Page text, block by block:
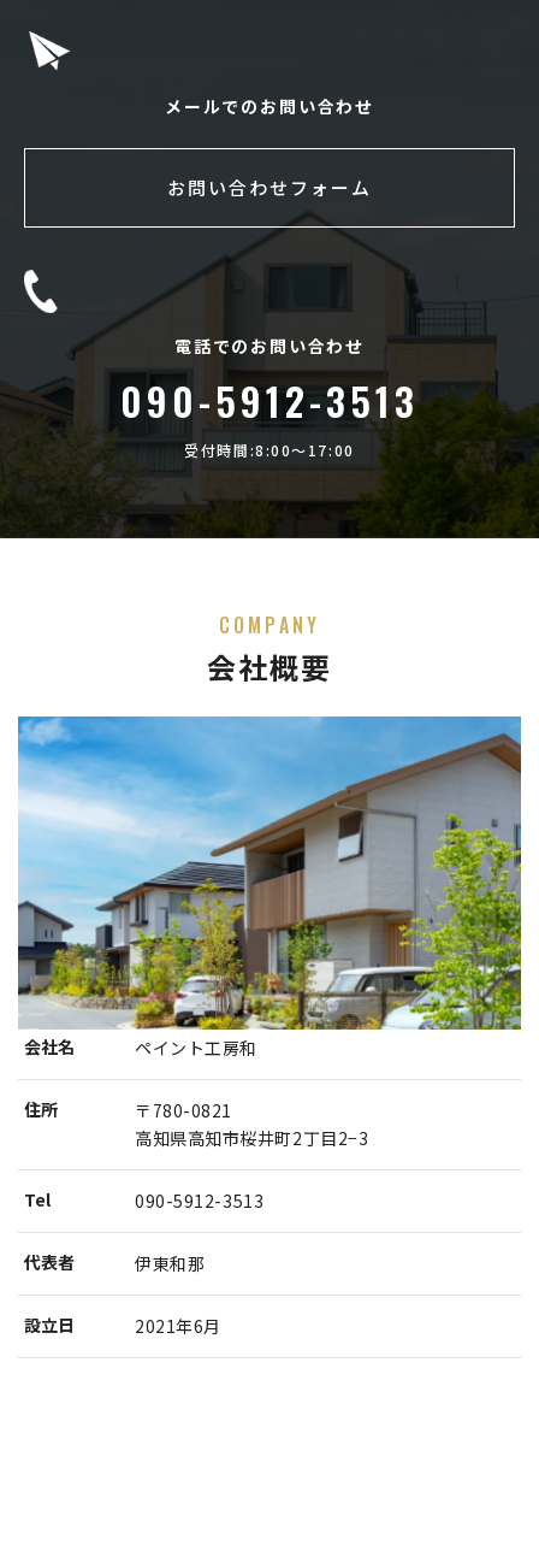
メールでのお問い合わせ
お問い合わせフォーム
電話でのお問い合わせ
090-5912-3513
受付時間:8:00〜17:00
COMPANY
会社概要
会社名 ペイント工房和
住所
〒780-0821
高知県高知市桜井町2丁目2−3
Tel 090-5912-3513
代表者 伊東和那
設⽴⽇ 2021年6月